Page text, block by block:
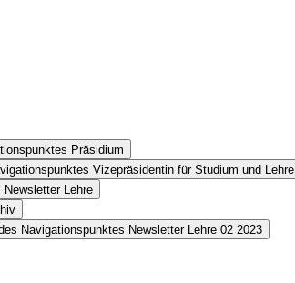
Präsidium
Vizepräsidentin für Studium und Lehre
Lehre
Navigationspunktes Newsletter Lehre 02 2023